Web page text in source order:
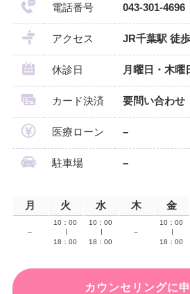
電話番号 043-301-4696
アクセス JR千葉駅 徒
休診日 月曜日・木曜
カード決済 要問い合わせ
医療ローン –
駐車場 –
月 火 水 木 金
–
10：00
18：00
10：00
18：00
–
10：00
18：00
カウンセリングに